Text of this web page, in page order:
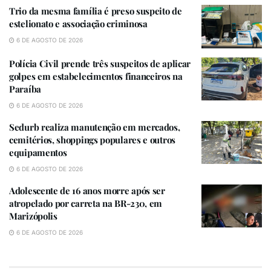
VOCÊ TAMBÉM PODE GOSTAR
Trio da mesma família é preso suspeito de estelionato e
associação criminosa
Polícia Civil prende três suspeitos de aplicar golpes em
estabelecimentos financeiros na Paraíba
“Temos a missão de atender tanto a população de
João Pessoa quanto os demais cidadãos de outras
cidades do estado, com entusiasmo. Ver a satisfação
Trio da mesma família é preso suspeito de
estelionato e associação criminosa
6 DE AGOSTO DE 2026
Polícia Civil prende três suspeitos de aplicar
golpes em estabelecimentos financeiros na
Paraíba
6 DE AGOSTO DE 2026
Sedurb realiza manutenção em mercados,
cemitérios, shoppings populares e outros
equipamentos
6 DE AGOSTO DE 2026
Adolescente de 16 anos morre após ser
atropelado por carreta na BR-230, em
Marizópolis
6 DE AGOSTO DE 2026